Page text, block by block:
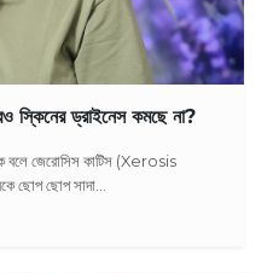
স্কিনের ড্রাইনেস কমছে না?
বলে জেরোসিস কাটিস (Xerosis
ছোপ ছোপ সাদা...